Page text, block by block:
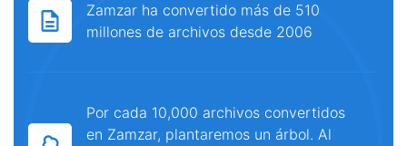
Zamzar ha convertido más de 510
millones de archivos desde 2006
Por cada 10,000 archivos convertidos
en Zamzar, plantaremos un árbol. Al